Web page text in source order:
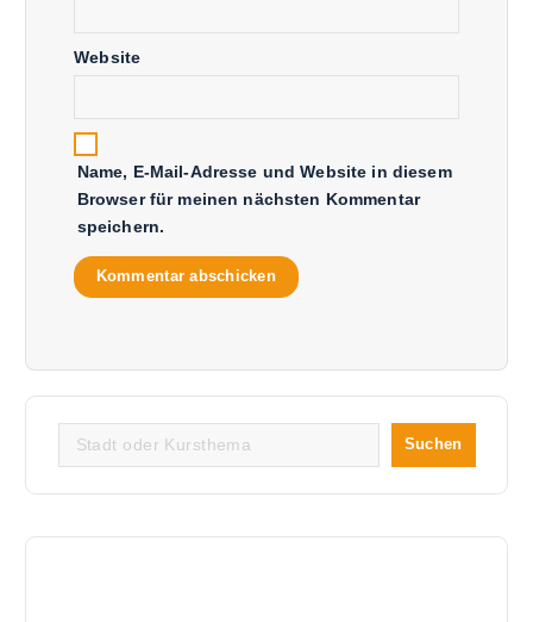
Website
Name, E-Mail-Adresse und Website in diesem
Browser für meinen nächsten Kommentar
speichern.
Suchen